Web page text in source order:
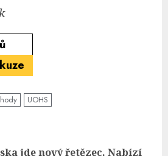
UOHS
jde nový řetězec. Nabízí